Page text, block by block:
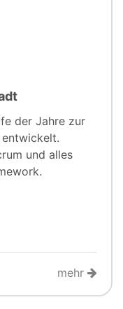
der Jahre zur
und alles
mehr